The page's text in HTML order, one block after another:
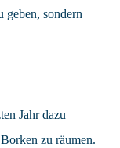
geben, sondern
Jahr dazu
zu räumen.